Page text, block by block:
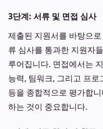
3단계: 서류 및 면접 심사
제출된 지원서를 바탕으
류 심사를 통과한 지원자
루어집니다. 면접에서는
능력, 팀워크, 그리고 프
등을 종합적으로 평가합
하는 것이 중요합니다.